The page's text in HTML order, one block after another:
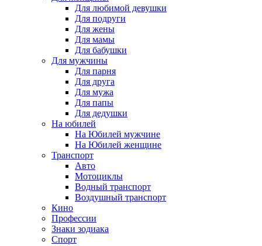
Для любимой девушки
Для подруги
Для жены
Для мамы
Для бабушки
Для мужчины
Для парня
Для друга
Для мужа
Для папы
Для дедушки
На юбилей
На Юбилей мужчине
На Юбилей женщине
Транспорт
Авто
Мотоциклы
Водный транспорт
Воздушный транспорт
Кино
Профессии
Знаки зодиака
Спорт